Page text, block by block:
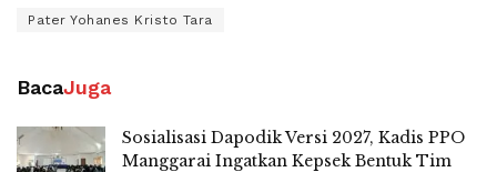
Pater Yohanes Kristo Tara
BacaJuga
Sosialisasi Dapodik Versi 2027, Kadis PPO
Manggarai Ingatkan Kepsek Bentuk Tim